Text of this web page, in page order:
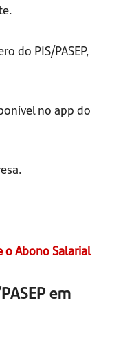
do PIS/PASEP,
no app do
o Abono Salarial
em